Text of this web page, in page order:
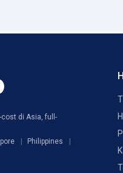
cost di Asia, full-
Philippines